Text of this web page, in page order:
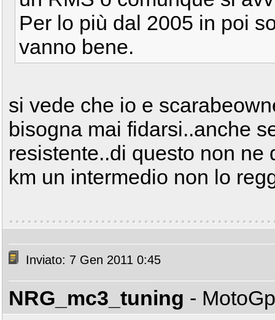
Per lo più dal 2005 in poi
vanno bene.
si vede che io e
bisogna mai fidarsi..anche
resistente..di questo non
km un intermedio non lo
Inviato: 7 Gen 2011 0:45
NRG_mc3_tuning -